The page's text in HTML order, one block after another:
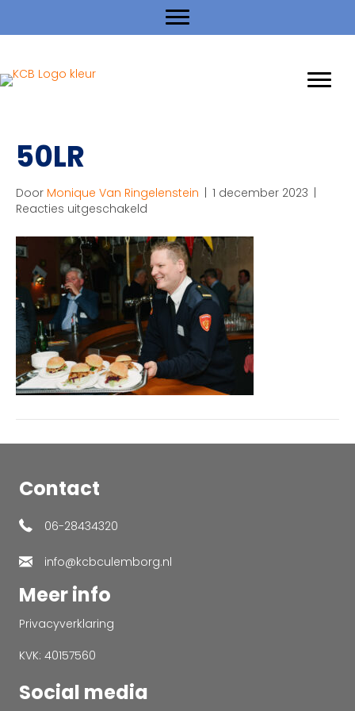
50LR
Door Monique Van Ringelenstein 1 december 2023
Reacties uitgeschakeld
Contact
06-28434320
info@kcbculemborg.nl
Meer info
Privacyverklaring
KVK: 40157560
Social media